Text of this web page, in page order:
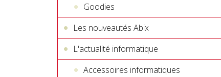
Goodies
Les nouveautés Abix
L'actualité informatique
Accessoires informatiques